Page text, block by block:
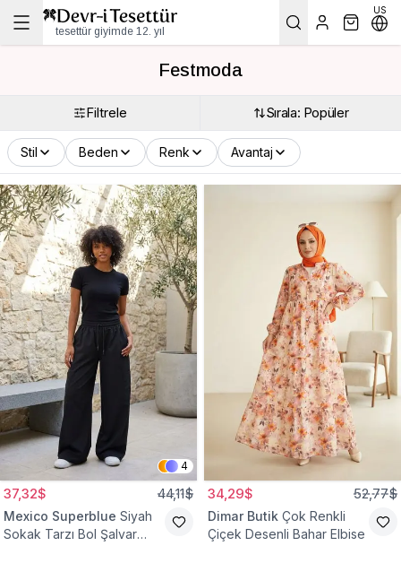
tesettür giyimde 12. yıl
US
Festmoda
Filtrele Sırala: Popüler
Stil Beden Renk Avantaj
4
37,32$ 44,11$
Mexico Superblue Siyah
Sokak Tarzı Bol Şalvar
34,29$ 52,77$
Dimar Butik Çok Renkli
Çiçek Desenli Bahar Elbise